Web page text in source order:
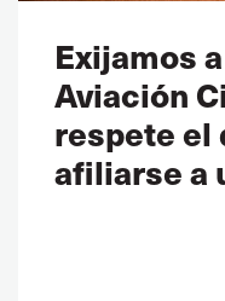
Exijamos
Aviación
respete el
afiliarse a